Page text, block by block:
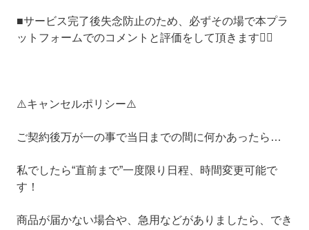
■サービス完了後失念防止のため、必ずその場で本プラ
ットフォームでのコメントと評価をして頂きます🙇‍♂️
⚠️キャンセルポリシー⚠️
ご契約後万が一の事で当日までの間に何かあったら…
私でしたら“直前まで”一度限り日程、時間変更可能で
す！
商品が届かない場合や、急用などがありましたら、でき